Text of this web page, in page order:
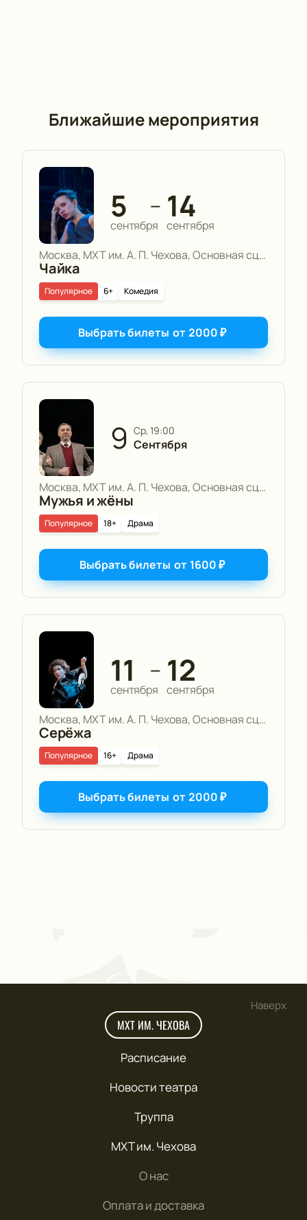
Ближайшие мероприятия
5
сентября
— 14
сентября
Москва, МХТ им. А. П. Чехова, Основная сцена
Чайка
6+ Комедия
Популярное
Выбрать билеты от2000₽
9 ср, 19:00
Сентября
Москва, МХТ им. А. П. Чехова, Основная сцена
Мужья и жёны
18+ Драма
Популярное
Выбрать билеты от 1600₽
11
сентября
— 12
сентября
Москва, МХТ им. А. П. Чехова, Основная сцена
Серёжа
16+ Драма
Популярное
Выбрать билеты от2000₽
Наверх
МХТ ИМ. ЧЕХОВА
Расписание
Новости театра
Труппа
МХТ им. Чехова
О нас
Оплата и доставка